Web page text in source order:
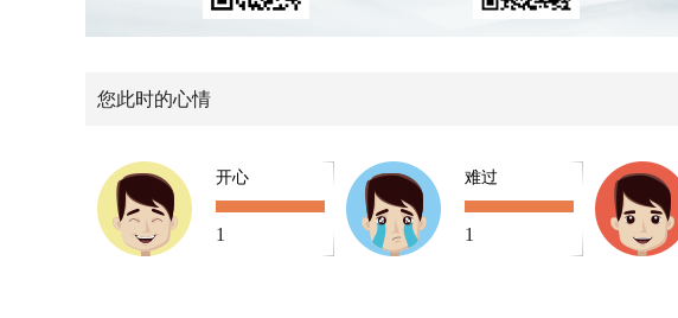
您此时的心情
开心
1
难过
1